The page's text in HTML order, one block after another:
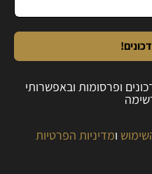
ופרסומות ובאפשרותי
ומדיניות הפרטיות